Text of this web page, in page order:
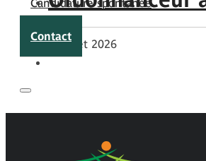
Candidature spontanée
Contact
8 juillet 2026